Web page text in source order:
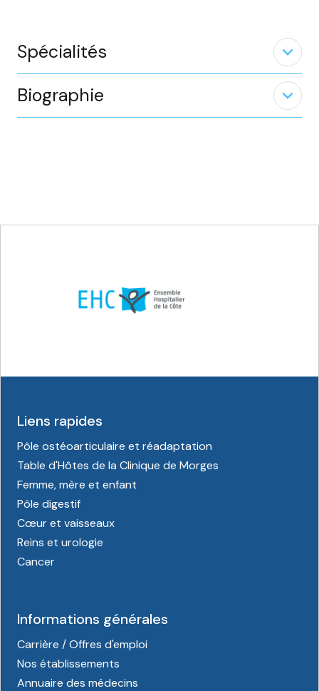
Spécialités expand_less
Biographie expand_less
Liens rapides
Pôle ostéoarticulaire et réadaptation
Table d'Hôtes de la Clinique de Morges
Femme, mère et enfant
Pôle digestif
Cœur et vaisseaux
Reins et urologie
Cancer
Informations générales
Carrière / Offres d'emploi
Nos établissements
Annuaire des médecins